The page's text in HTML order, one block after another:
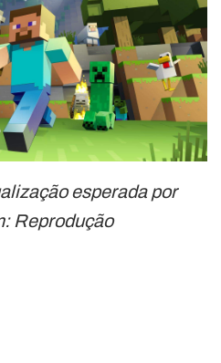
esperada por
Reprodução